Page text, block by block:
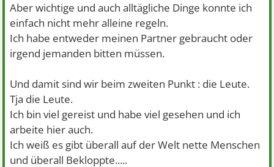
Aber wichtige und auch alltägliche Dinge konnte ich
einfach nicht mehr alleine regeln.
Ich habe entweder meinen Partner gebraucht oder
irgend jemanden bitten müssen.
Und damit sind wir beim zweiten Punkt : die Leute.
Tja die Leute.
Ich bin viel gereist und habe viel gesehen und ich
arbeite hier auch.
Ich weiß es gibt überall auf der Welt nette Menschen
und überall Bekloppte.....